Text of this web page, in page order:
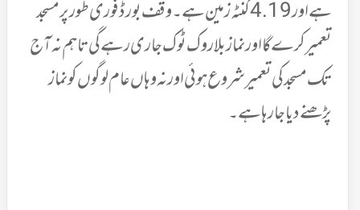
ہے اور 4.19 گنٹہ زمین ہے۔ وقف بورڈ فوری طور پر مسجد
تعمیر کرے گا اور نماز بلا روک ٹوک جاری رہے گی تاہم نہ آج
تک مسجد کی تعمیر شروع ہوئی اور نہ وہاں عام لوگوں کو نماز
پڑھنے دیا جارہا ہے۔